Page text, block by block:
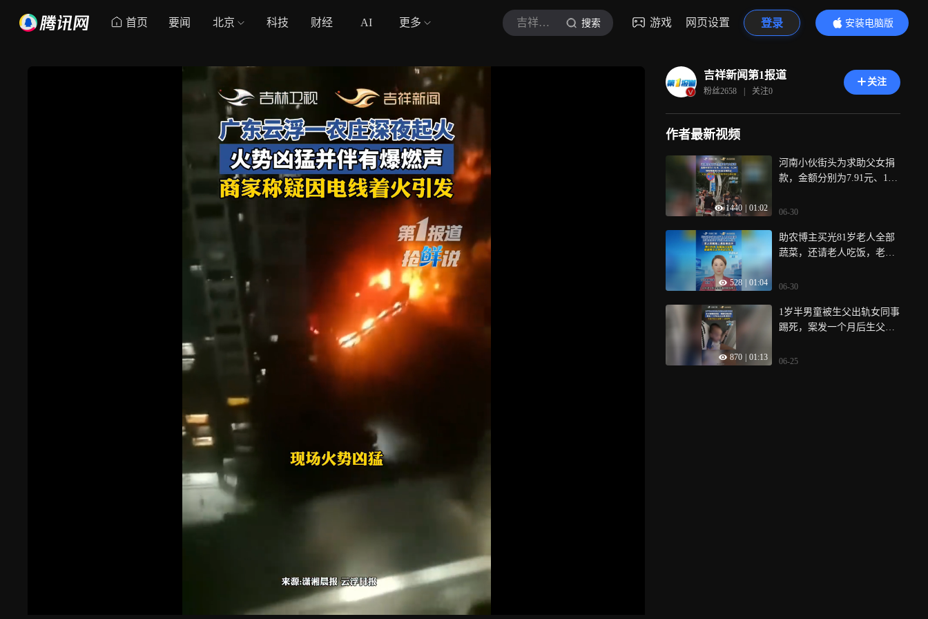
首页 要闻 北京 科技 财经 AI 更多 吉祥新闻第1报道 搜索 游戏 网页设置 登录
安装电脑版
内容更精彩
吉祥新闻第1报道
粉丝2658 | 关注0
关注
作者最新视频
1440 01:02
河南小伙街头为求助父女捐
款，金额分别为7.91元、18.8
热议，父亲:确实是儿子手机
06-30
528 01:04
助农博主买光81岁老人全部
蔬菜，还请老人吃饭，老人
自责不已，家属留言安慰:感
06-30
870 01:13
1岁半男童被生父出轨女同事
踢死，案发一个月后生父出
解，只求重判
06-25